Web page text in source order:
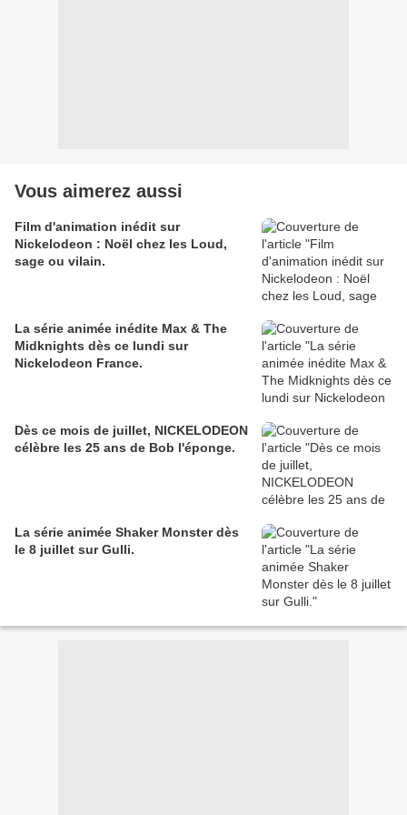
Vous aimerez aussi
Film d'animation inédit sur
Nickelodeon : Noël chez les Loud,
sage ou vilain.
La série animée inédite Max & The
Midknights dès ce lundi sur
Nickelodeon France.
Dès ce mois de juillet, NICKELODEON
célèbre les 25 ans de Bob l'éponge.
La série animée Shaker Monster dès
le 8 juillet sur Gulli.